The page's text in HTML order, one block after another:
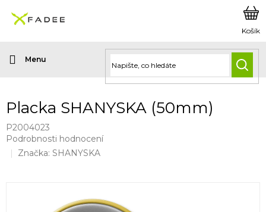
obsah
Placka SHANYSKA (50mm)
P2004023
Průměrné
hodnocení
Podrobnosti hodnocení
Značka: SHANYSKA